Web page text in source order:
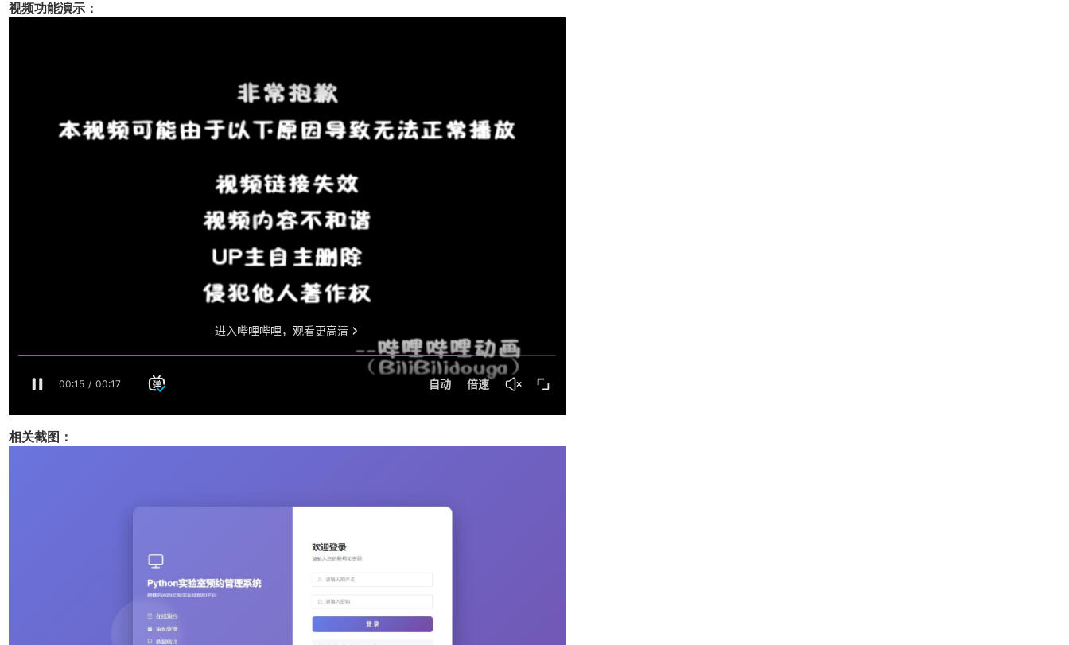
视频功能演示：
相关截图：